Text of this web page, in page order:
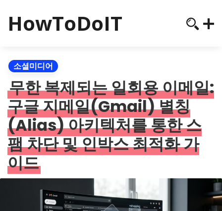
HowToDoIT
소셜미디어
무한 복제되는 일회용 이메일:
구글 지메일(Gmail) 별칭
(Alias) 아키텍처를 통한 스
팸 차단 및 인박스 최적화 가
이드